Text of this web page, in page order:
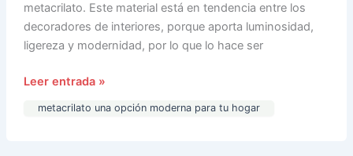
metacrilato. Este material está en tendencia entre los
decoradores de interiores, porque aporta luminosidad,
ligereza y modernidad, por lo que lo hace ser
Leer entrada »
metacrilato una opción moderna para tu hogar